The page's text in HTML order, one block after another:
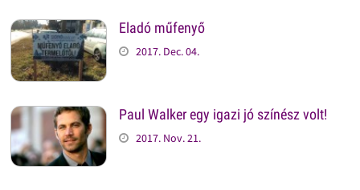
Eladó műfenyő
2017. Dec. 04.
Paul Walker egy igazi jó színész volt!
2017. Nov. 21.